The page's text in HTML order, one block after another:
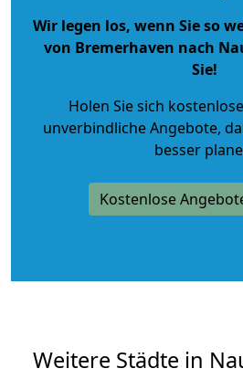
Wir legen los, wenn Sie so
von Bremerhaven nach
Sie!
Holen Sie sich
unverbindliche Angebote,
besser
Kostenlose
Weitere Städte in